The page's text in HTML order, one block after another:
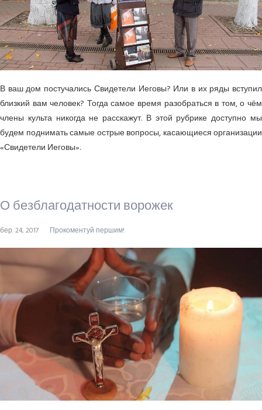
В ваш дом постучались Свидетели Иеговы? Или в их ряды вступил
близкий вам человек? Тогда самое время разобраться в том, о чём
члены культа никогда не расскажут. В этой рубрике доступно мы
будем поднимать самые острые вопросы, касающиеся организации
«Свидетели Иеговы».
О безблагодатности ворожек
бер. 24, 2017 Прокоментуй першим!